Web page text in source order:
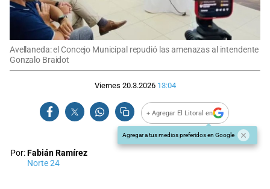
Avellaneda: el Concejo Municipal repudió las amenazas al intendente
Gonzalo Braidot
Viernes 20.3.2026 13:04
+ Agregar El Litoral en
Agregar a tus medios preferidos en Google
Por:Fabián Ramírez
Norte 24